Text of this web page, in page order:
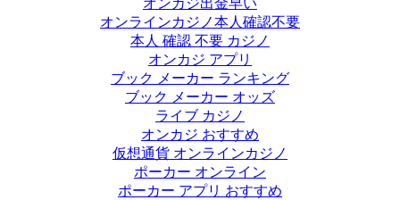
オンカジ出金早い
オンラインカジノ本人確認不要
本人 確認 不要 カジノ
オンカジ アプリ
ブック メーカー ランキング
ブック メーカー オッズ
ライブ カジノ
オンカジ おすすめ
仮想通貨 オンラインカジノ
ポーカー オンライン
ポーカー アプリ おすすめ